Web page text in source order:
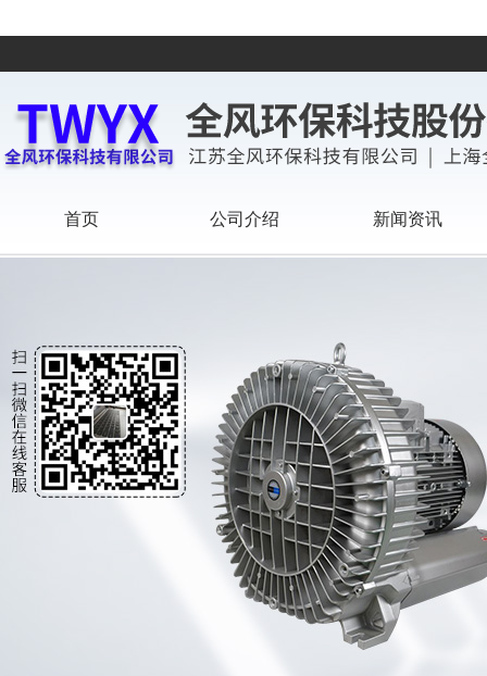
首页 公司介绍 新闻资讯